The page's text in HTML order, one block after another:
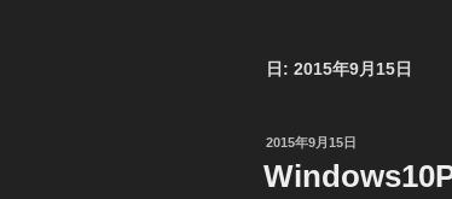
日: 2015年9月15日
投
日:
2015年9月15日